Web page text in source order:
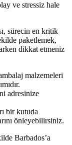
ve stressiz hale
sürecin en kritik
paketlemek,
dikkat etmeniz
malzemeleri
adresinize
bir kutuda
önleyebilirsiniz.
Barbados’a